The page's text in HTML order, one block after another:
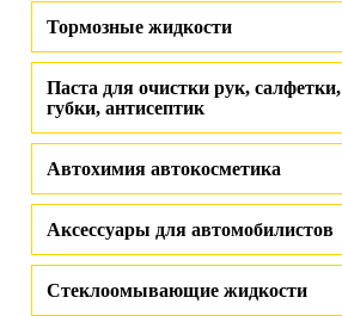
Тормозные жидкости
Паста для очистки рук, салфетки,
губки, антисептик
Автохимия автокосметика
Аксессуары для автомобилистов
Стеклоомывающие жидкости